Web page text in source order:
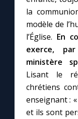
la
modèle de
l’Église. En
exerce,
ministère
Lisant le
chrétiens
enseignant :
et ils sont